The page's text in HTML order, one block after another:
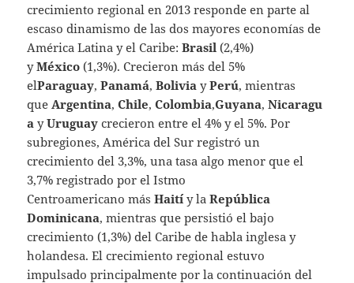
crecimiento regional en 2013 responde en parte al
escaso dinamismo de las dos mayores economías de
América Latina y el Caribe: Brasil (2,4%)
yMéxico (1,3%). Crecieron más del 5%
elParaguay,Panamá, Bolivia yPerú, mientras
que Argentina,Chile, Colombia,Guyana,Nicaragu
a yUruguay crecieron entre el 4% y el 5%. Por
subregiones, América del Sur registró un
crecimiento del 3,3%, una tasa algo menor que el
3,7% registrado por el Istmo
Centroamericano más Haití y la República
Dominicana, mientras que persistió el bajo
crecimiento (1,3%) del Caribe de habla inglesa y
holandesa. El crecimiento regional estuvo
impulsado principalmente por la continuación del